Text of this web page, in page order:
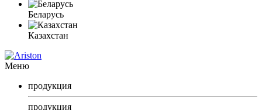
Беларусь
Казахстан
Меню
продукция
продукция